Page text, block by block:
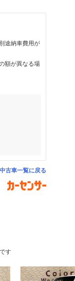
途納車費用が
額が異なる場
中古車一覧に戻る
す